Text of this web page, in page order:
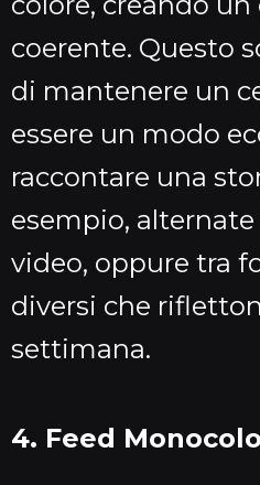
coerente. Questo
di mantenere un
essere un modo
raccontare una
esempio,
video, oppure tra
diversi che
settimana.
4. Feed